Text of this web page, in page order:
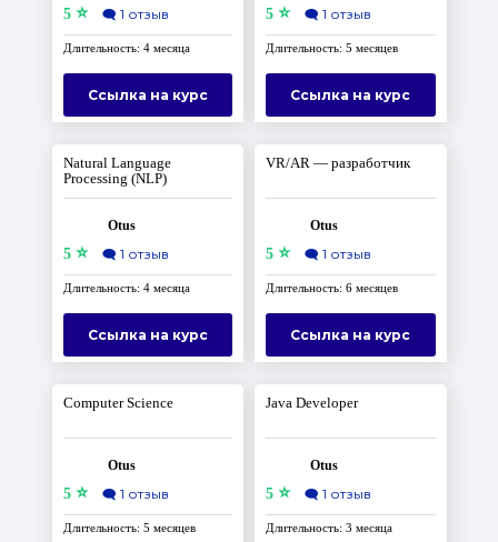
5⭐ 🗨️ 1 отзыв
Длительность: 4 месяца
Ссылка на курс
5 ⭐ 🗨️ 1 отзыв
Длительность: 5 месяцев
Ссылка на курс
Natural Language
Processing (NLP)
Otus
5⭐ 🗨️ 1 отзыв
Длительность: 4 месяца
Ссылка на курс
VR/AR — разработчик
Otus
5 ⭐ 🗨️ 1 отзыв
Длительность: 6 месяцев
Ссылка на курс
Computer Science
Otus
5⭐ 🗨️ 1 отзыв
Длительность: 5 месяцев
Java Developer
Otus
5 ⭐ 🗨️ 1 отзыв
Длительность: 3 месяца